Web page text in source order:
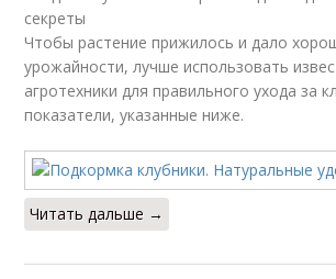
секреты
Чтобы растение прижилось и дало
урожайности, лучше использовать
агротехники для правильного ухода за
показатели, указанные ниже.
Читать дальше →